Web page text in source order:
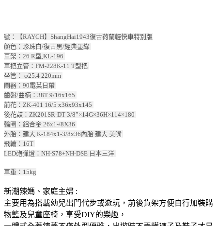
號：【RAYCH】ShangHai1943復古荷蘭輕快車特別版
顏色：珍珠白/復古黑/經典墨綠
車架：26 R型,KL-196
車把立管：FM-228K-11 T型把
坐管： φ25.4 220mm
閘器：90電英日帶
齒盤/曲柄：38T 9/16x165
前花：ZK-401 16/5 x36x93x145
後花鼓：ZK201SR-DT 3/8”×14G×36H×114×180
輪圈：鋁合金 26x1-/8X36
外胎：建大 K-184x1-3/8x36內胎 建大 美嘴
飛輪：16T
LED砲彈燈：NH-S78+NH-DSE 日本三洋
車重：15kg
新潮辣媽、家庭主婦 :
主要用為搭載幼兒出門代步或遊玩，前後貨架方便自行加裝購
物籃及兒童座椅，享受DIY的樂趣，